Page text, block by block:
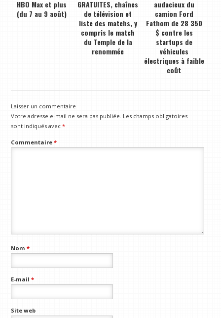
HBO Max et plus
(du 7 au 9 août)
GRATUITES, chaînes
de télévision et
liste des matchs, y
compris le match
du Temple de la
renommée
audacieux du
camion Ford
Fathom de 28 350
$ contre les
startups de
véhicules
électriques à faible
coût
Laisser un commentaire
Votre adresse e-mail ne sera pas publiée. Les champs obligatoires
sont indiqués avec*
Commentaire*
Nom*
E-mail*
Site web